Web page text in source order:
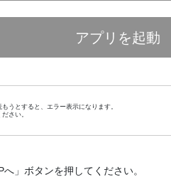
アプリを起動
うとすると、エラー表示になります。
さい。
」ボタンを押してください。